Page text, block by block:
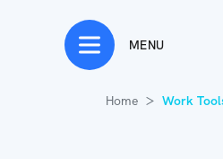
MENU
Home Work